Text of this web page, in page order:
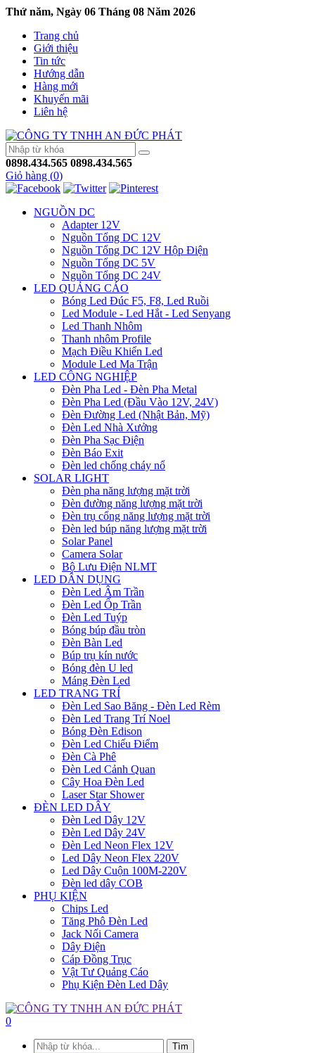
Thứ năm, Ngày 06 Tháng 08 Năm 2026
Trang chủ
Giới thiệu
Tin tức
Hướng dẫn
Hàng mới
Khuyến mãi
Liên hệ
0898.434.565 0898.434.565
Giỏ hàng (0)
NGUỒN DC
Adapter 12V
Nguồn Tổng DC 12V
Nguồn Tổng DC 12V Hộp Điện
Nguồn Tổng DC 5V
Nguồn Tổng DC 24V
LED QUẢNG CÁO
Bóng Led Đúc F5, F8, Led Ruồi
Led Module - Led Hắt - Led Senyang
Led Thanh Nhôm
Thanh nhôm Profile
Mạch Điều Khiển Led
Module Led Ma Trận
LED CÔNG NGHIỆP
Đèn Pha Led - Đèn Pha Metal
Đèn Pha Led (Đầu Vào 12V, 24V)
Đèn Đường Led (Nhật Bản, Mỹ)
Đèn Led Nhà Xưởng
Đèn Pha Sạc Điện
Đèn Báo Exit
Đèn led chống cháy nổ
SOLAR LIGHT
Đèn pha năng lượng mặt trời
Đèn đường năng lượng mặt trời
Đèn trụ cổng năng lượng mặt trời
Đèn led búp năng lượng mặt trời
Solar Panel
Camera Solar
Bộ Lưu Điện NLMT
LED DÂN DỤNG
Đèn Led Âm Trần
Đèn Led Ốp Trần
Đèn Led Tuýp
Bóng búp đầu tròn
Đèn Bàn Led
Búp trụ kín nước
Bóng đèn U led
Máng Đèn Led
LED TRANG TRÍ
Đèn Led Sao Băng - Đèn Led Rèm
Đèn Led Trang Trí Noel
Bóng Đèn Edison
Đèn Led Chiếu Điểm
Đèn Cà Phê
Đèn Led Cảnh Quan
Cây Hoa Đèn Led
Laser Star Shower
ĐÈN LED DÂY
Đèn Led Dây 12V
Đèn Led Dây 24V
Đèn Led Neon Flex 12V
Led Dây Neon Flex 220V
Led Dây Cuộn 100M-220V
Đèn led dây COB
PHỤ KIỆN
Chips Led
Tăng Phô Đèn Led
Jack Nối Camera
Dây Điện
Cáp Đồng Trục
Vật Tư Quảng Cáo
Phụ Kiện Đèn Led Dây
0
Tìm